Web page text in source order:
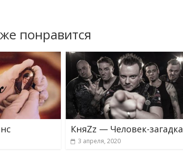
понравится
КняZz — Человек-загадка
3 апреля, 2020